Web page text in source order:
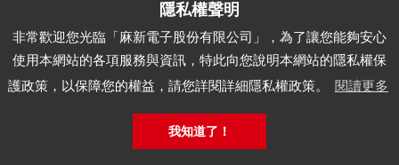
非常歡迎您光臨「麻新電子股份有限公司」，為了讓您能夠安心
使用本網站的各項服務與資訊，特此向您說明本網站的隱私權保
護政策，以保障您的權益，請您詳閱詳細隱私權政策。
閱讀更多
我知道了！
有
限
公
品質認證 最新消息
代理品牌
經銷據點 說明書下載 APP
麻
Copyright © Mashin Electric Corp. All Rights Reserved.